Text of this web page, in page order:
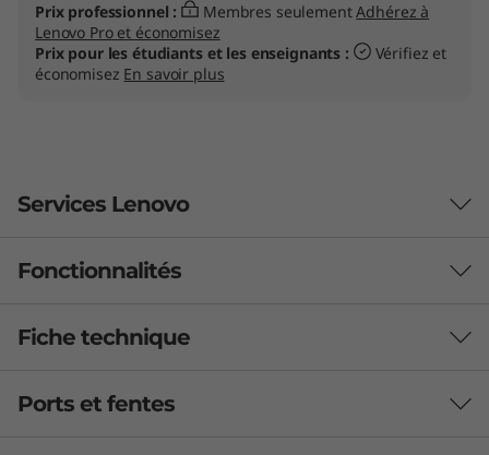
Prix professionnel : Membres seulementAdhérez à
Lenovo Pro et économisez
Prix pour les étudiants et les enseignants :
Vérifiez et
économisez En savoir plus
Services Lenovo
Support et sécurité plus intelligents pour
prioritaire 24/7 avec une protection contre les
Fonctionnalités
Performances fiables
fiables des processeurs AMD Ryzen™ série
Fiche technique
PERFORMANCE
Ports et fentes